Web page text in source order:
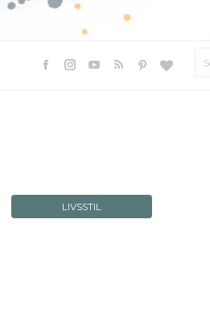
FacebookInstagramYouTubePinterestWebsted
LIVSSTIL